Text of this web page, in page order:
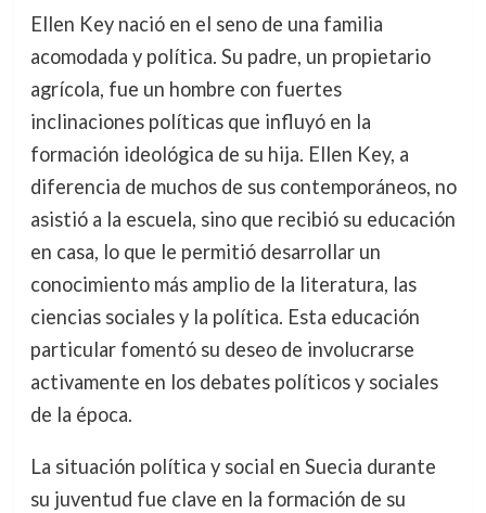
Ellen Key nació en el seno de una familia
acomodada y política. Su padre, un propietario
agrícola, fue un hombre con fuertes
inclinaciones políticas que influyó en la
formación ideológica de su hija. Ellen Key, a
diferencia de muchos de sus contemporáneos, no
asistió a la escuela, sino que recibió su educación
en casa, lo que le permitió desarrollar un
conocimiento más amplio de la literatura, las
ciencias sociales y la política. Esta educación
particular fomentó su deseo de involucrarse
activamente en los debates políticos y sociales
de la época.
La situación política y social en Suecia durante
su juventud fue clave en la formación de su